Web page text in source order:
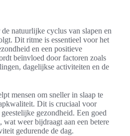
natuurlijke cyclus van slapen en
Dit ritme is essentieel voor het
en een positieve
beïnvloed door factoren zoals
dagelijkse activiteiten en de
mensen om sneller in slaap te
Dit is cruciaal voor
gezondheid. Een goed
weer bijdraagt aan een betere
gedurende de dag.